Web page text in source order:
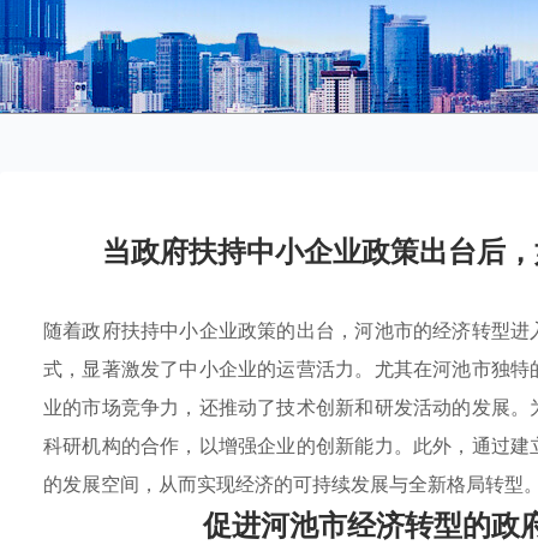
当政府扶持中小企业政策出台后
随着政府扶持中小企业政策的出台，河池市的经济转型
式，显著激发了中小企业的运营活力。尤其在河池市独
业的市场竞争力，还推动了技术创新和研发活动的发展
科研机构的合作，以增强企业的创新能力。此外，通过
的发展空间，从而实现经济的可持续发展与全新格局转型
促进河池市经济转型的政